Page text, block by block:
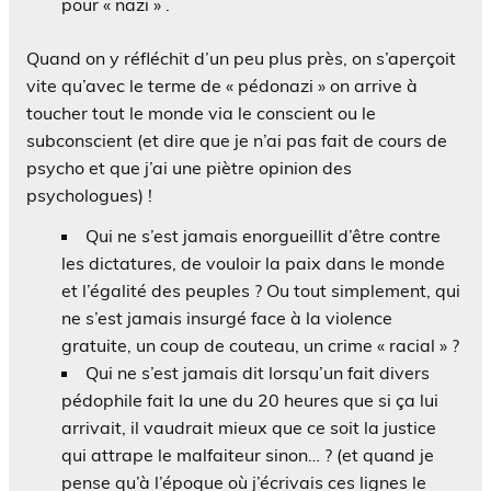
Quand on y réfléchit d’un peu plus près, on s’aperçoit
vite qu’avec le terme de « pédonazi » on arrive à
toucher tout le monde via le conscient ou le
subconscient (et dire que je n’ai pas fait de cours de
psycho et que j’ai une piètre opinion des
psychologues) !
Qui ne s’est jamais enorgueillit d’être contre
les dictatures, de vouloir la paix dans le monde
et l’égalité des peuples ? Ou tout simplement, qui
ne s’est jamais insurgé face à la violence
gratuite, un coup de couteau, un crime « racial » ?
Qui ne s’est jamais dit lorsqu’un fait divers
pédophile fait la une du 20 heures que si ça lui
arrivait, il vaudrait mieux que ce soit la justice
qui attrape le malfaiteur sinon… ? (et quand je
pense qu’à l’époque où j’écrivais ces lignes le